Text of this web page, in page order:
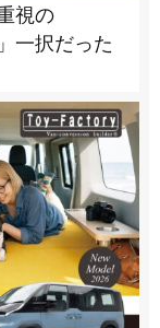
視の
一択だった